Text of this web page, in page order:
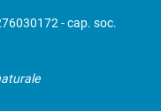
- cap. soc.